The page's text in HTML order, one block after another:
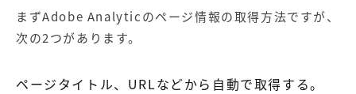
まずAdobe Analyticのページ情報の取得方法ですが、
次の2つがあります。
ページタイトル、URLなどから自動で取得する。